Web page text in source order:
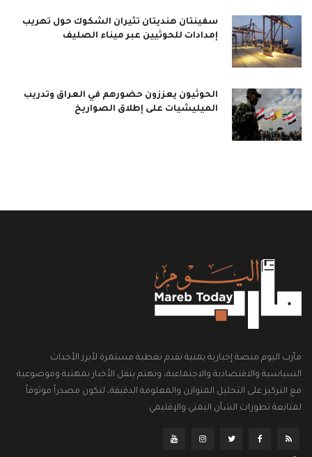
سفينتان هنديتان تثيران الشكوك حول تهريب
إمدادات للحوثيين عبر ميناء الصليف
الحوثيون يعززون حضورهم في العراق وتدريب
الميليشيات على إطلاق الصواريخ
مأرب اليوم منصة إخبارية يمنية تقدم تغطية مستمرة لأبرز الأحداث
السياسية والاقتصادية والاجتماعية، وتهتم بنقل الأخبار بمهنية وموضوعية
مع التركيز على التحليل المتوازن والمعلومة الدقيقة، لتكون مصدراً موثوقاً
لمتابعة تطورات الشأن اليمني والإقليمي.